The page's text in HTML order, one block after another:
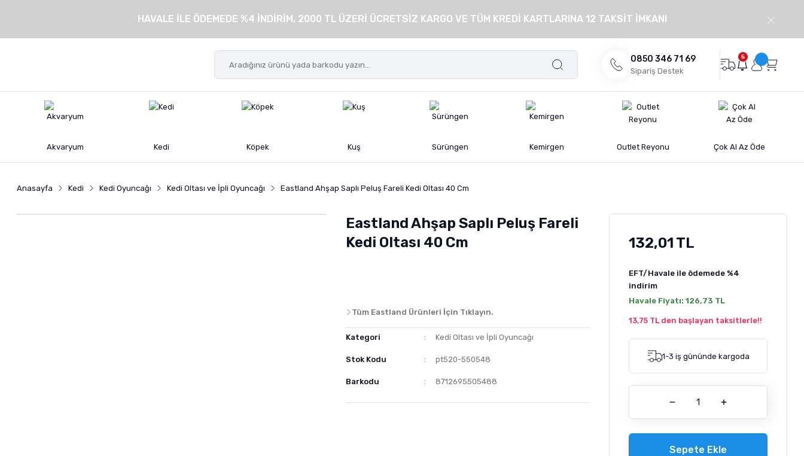
HAVALE İLE ÖDEMEDE %4 İNDİRİM, 2000 TL ÜZERİ ÜCRETSİZ KARGO VE TÜM KREDİ KARTLARINA 12 TAKSİT İMKANI
0850 346 71 69
Sipariş Destek
5
Akvaryum Kedi Köpek Kuş Sürüngen Kemirgen Outlet Reyonu Çok Al Az Öde
Anasayfa Kedi Kedi Oyuncağı Kedi Oltası ve İpli Oyuncağı Eastland Ahşap Saplı Peluş Fareli Kedi Oltası 40 Cm
Eastland Ahşap Saplı Peluş Fareli
Kedi Oltası 40 Cm
Tüm Eastland Ürünleri İçin Tıklayın.
Kategori Kedi Oltası ve İpli Oyuncağı
Stok Kodu pt520-550548
Barkodu 8712695505488
132,01 TL
EFT/Havale ile ödemede %4
indirim
Havale Fiyatı: 126,73 TL
13,75 TL den başlayan taksitlerle!!
1-3 iş gününde kargoda
Sepete Ekle